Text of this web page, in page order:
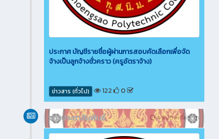
ประกาศ บัญชีรายชื่อผู้ผ่านการสอบคัดเลือกเพื่อจัด
จ้างเป็นลูกจ้างชั่วคราว (ครูอัตราจ้าง)
ข่าวสาร (ทั่วไป) 122 0
4 สัปดาห์ ที่ผ่านมา
ข่าวประชาสัมพันธ์